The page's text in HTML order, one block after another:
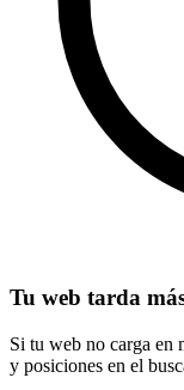
Tu web tarda
Si tu web no carga en
y posiciones en el